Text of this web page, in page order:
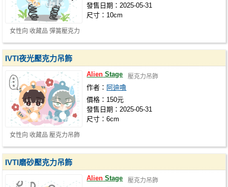
女性向 收藏品 彈簧壓克力
發售日期：2025-05-31
尺寸：10cm
女性向 收藏品 壓克力吊飾
IVTI夜光壓克力吊飾
Alien Stage 壓克力吊飾
作者： 阿迪嚕
價格：150元
發售日期：2025-05-31
尺寸：6cm
IVTI磨砂壓克力吊飾
Alien Stage 壓克力吊飾